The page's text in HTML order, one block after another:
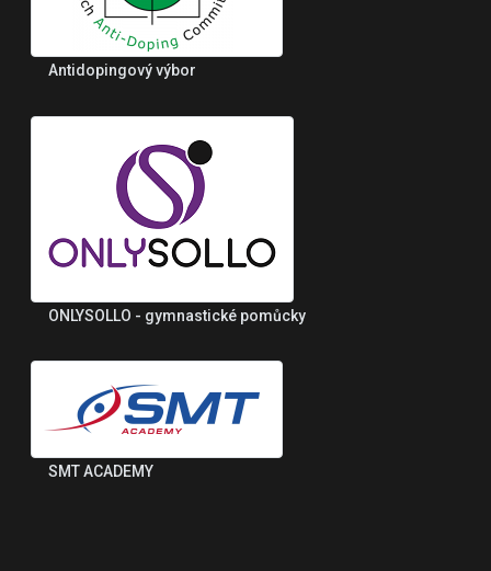
Antidopingový výbor
ONLYSOLLO - gymnastické pomůcky
SMT ACADEMY